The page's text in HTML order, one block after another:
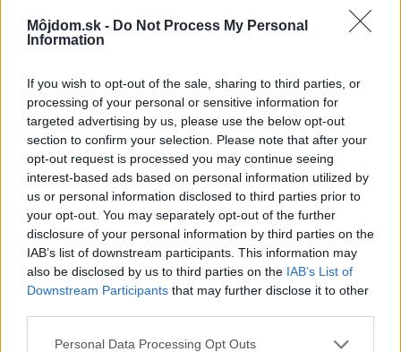
Môjdom.sk - Do Not Process My Personal
Information
If you wish to opt-out of the sale, sharing to third parties, or
processing of your personal or sensitive information for
targeted advertising by us, please use the below opt-out
section to confirm your selection. Please note that after your
opt-out request is processed you may continue seeing
interest-based ads based on personal information utilized by
us or personal information disclosed to third parties prior to
your opt-out. You may separately opt-out of the further
disclosure of your personal information by third parties on the
IAB’s list of downstream participants. This information may
also be disclosed by us to third parties on the IAB’s List of
Downstream Participants that may further disclose it to other
Please note that this website/app uses one or more Google
Personal Data Processing Opt Outs
K bytu ladili aj škáry v obklade. Majitelia zbúrali
režiséra
Kedysi boli veľkým trendom, dnes sa im radšej
vyhnite. Týchto 7 vecí robí vašu obývačku
zastaralou
Žije pri lese, chová sliepky a uspáva ju rieka.
Miestni remeselníci vytvorili bývanie, ktoré vyzerá
ako malý raj
V dome v lese vyriešili známy problém. Dvaja
majitelia v ňom majú dosť súkromia aj miesto pre
spoločný čas